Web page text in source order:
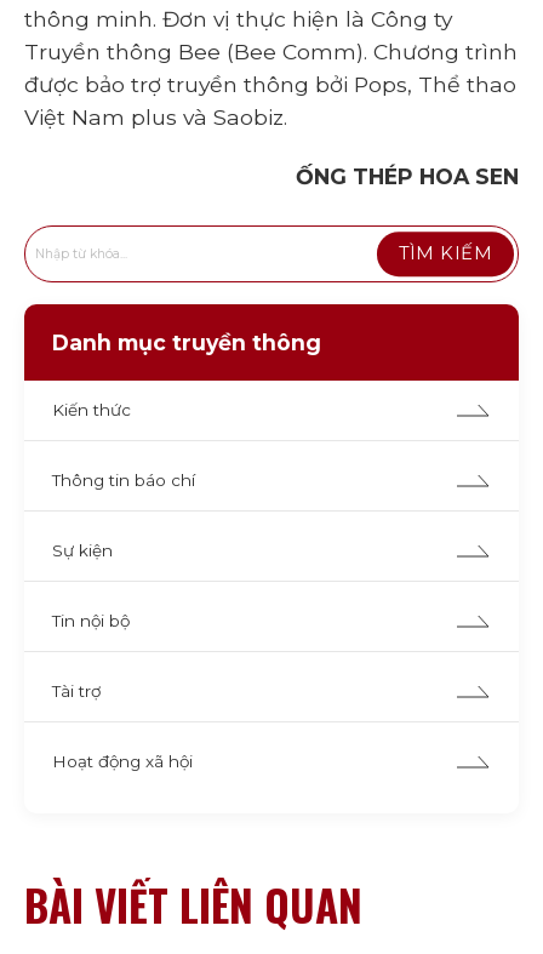
thông minh. Đơn vị thực hiện là Công ty
Truyền thông Bee (Bee Comm). Chương trình
được bảo trợ truyền thông bởi Pops, Thể thao
Việt Nam plus và Saobiz.
ỐNG THÉP HOA SEN
Danh mục truyền thông
Kiến thức
Thông tin báo chí
Sự kiện
Tin nội bộ
Tài trợ
Hoạt động xã hội
BÀI VIẾT LIÊN QUAN